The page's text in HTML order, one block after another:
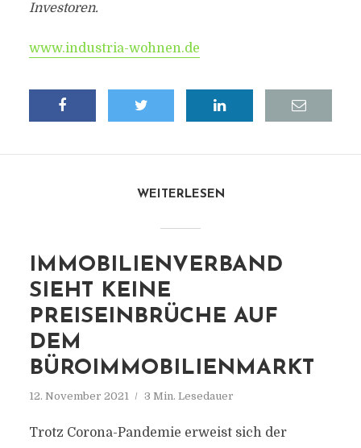
Investoren.
www.industria-wohnen.de
WEITERLESEN
IMMOBILIENVERBAND
SIEHT KEINE
PREISEINBRÜCHE AUF
DEM
BÜROIMMOBILIENMARKT
12. November 2021 3 Min. Lesedauer
Trotz Corona-Pandemie erweist sich der